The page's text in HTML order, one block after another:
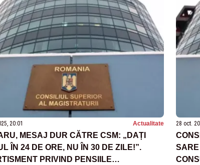
20:01 Actualitate
MESAJ DUR CĂTRE CSM: „DAȚI
ÎN 24 DE ORE, NU ÎN 30 DE ZILE!”.
PRIVIND PENSIILE
28 oct.